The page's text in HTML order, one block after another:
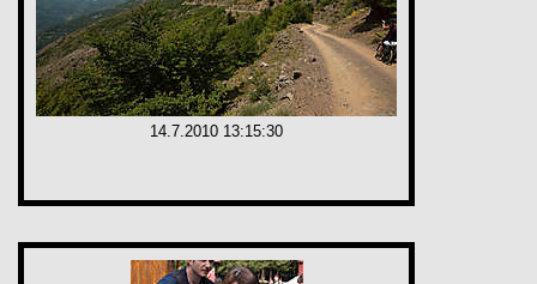
14.7.2010 13:15:30